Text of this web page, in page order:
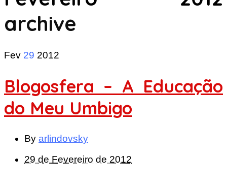
archive
Fev 29 2012
Blogosfera – A Educação
do Meu Umbigo
By arlindovsky
29 de Fevereiro de 2012